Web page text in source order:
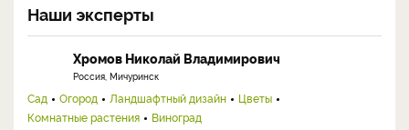
Наши эксперты
Хромов Николай Владимирович
Россия, Мичуринск
Сад Огород Ландшафтный дизайн
Цветы
Комнатные растения
Виноград